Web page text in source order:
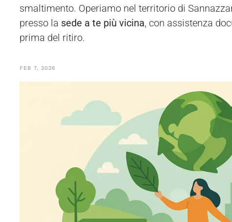
smaltimento. Operiamo nel territorio di
presso la sede a te più vicina, con assistenza
prima del ritiro.
FEB 7, 2026